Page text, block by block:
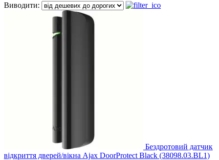
Виводити:
Бездротовий датчик
відкриття дверей/вікна Ajax DoorProtect Black (38098.03.BL1)